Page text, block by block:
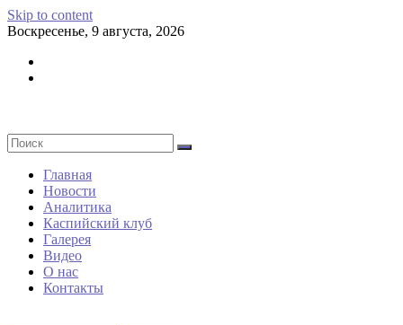
Skip to content
Воскресенье, 9 августа, 2026
Главная
Новости
Аналитика
Каспийский клуб
Галерея
Видео
О нас
Контакты